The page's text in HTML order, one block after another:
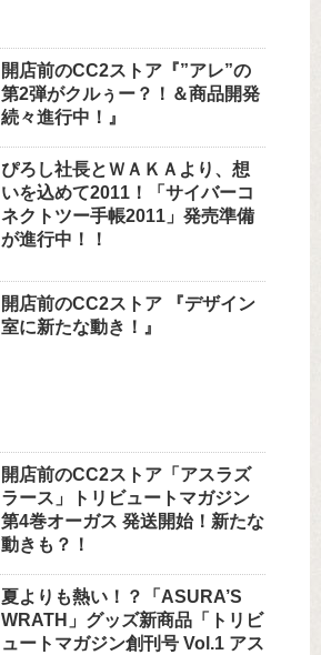
開店前のCC2ストア『”アレ”の
第2弾がクルぅー？！＆商品開発
続々進行中！』
ぴろし社長とＷＡＫＡより、想
いを込めて2011！「サイバーコ
ネクトツー手帳2011」発売準備
が進行中！！
開店前のCC2ストア 『デザイン
室に新たな動き！』
開店前のCC2ストア「アスラズ
ラース」トリビュートマガジン
第4巻オーガス 発送開始！新たな
動きも？！
夏よりも熱い！？「ASURA’S
WRATH」グッズ新商品「トリビ
ュートマガジン創刊号 Vol.1 アス